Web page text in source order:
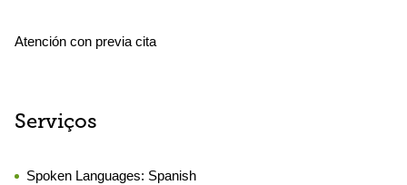
Atención con previa cita
Serviços
Spoken Languages: Spanish